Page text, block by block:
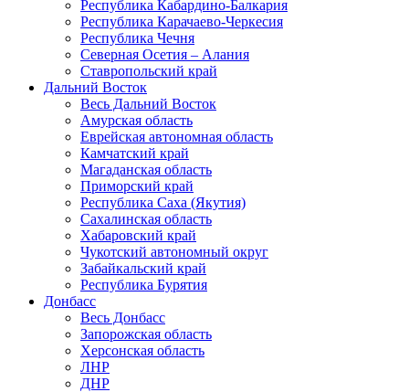
Республика Кабардино-Балкария
Республика Карачаево-Черкесия
Республика Чечня
Северная Осетия – Алания
Ставропольский край
Дальний Восток
Весь Дальний Восток
Амурская область
Еврейская автономная область
Камчатский край
Магаданская область
Приморский край
Республика Саха (Якутия)
Сахалинская область
Хабаровский край
Чукотский автономный округ
Забайкальский край
Республика Бурятия
Донбасс
Весь Донбасс
Запорожская область
Херсонская область
ЛНР
ДНР